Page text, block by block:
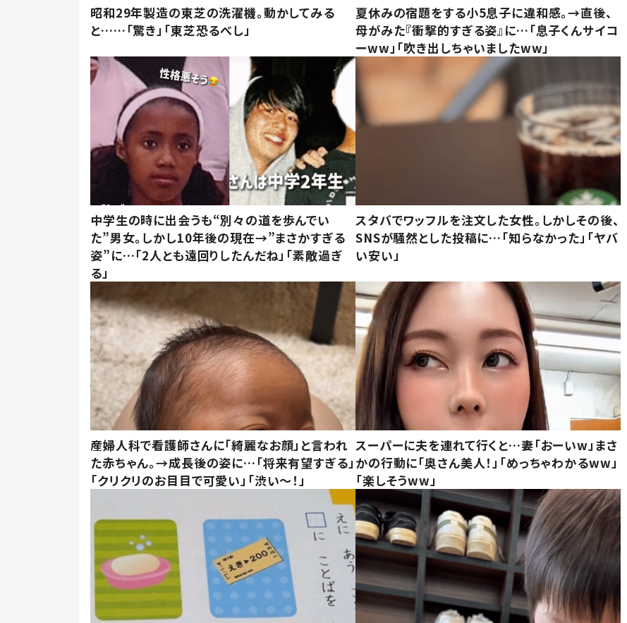
昭和29年製造の東芝の洗濯機。動かしてみる
と……「驚き」「東芝恐るべし」
夏休みの宿題をする小5息子に違和感。→直後、
母がみた『衝撃的すぎる姿』に…「息子くんサイコ
ーww」「吹き出しちゃいましたww」
中学生の時に出会うも“別々の道を歩んでい
た”男女。しかし10年後の現在→”まさかすぎる
姿”に…「2人とも遠回りしたんだね」「素敵過ぎ
る」
スタバでワッフルを注文した女性。しかしその後、
SNSが騒然とした投稿に…「知らなかった」「ヤバ
い安い」
産婦人科で看護師さんに「綺麗なお顔」と言われ
た赤ちゃん。→成長後の姿に…「将来有望すぎる」
「クリクリのお目目で可愛い」「渋い～！」
スーパーに夫を連れて行くと…妻「おーいw」まさ
かの行動に「奥さん美人！」「めっちゃわかるww」
「楽しそうww」